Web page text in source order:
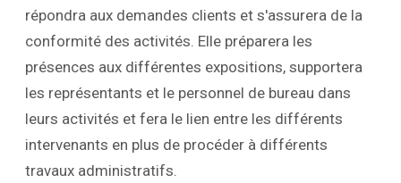
répondra aux demandes clients et s'assurera de la
conformité des activités. Elle préparera les
présences aux différentes expositions, supportera
les représentants et le personnel de bureau dans
leurs activités et fera le lien entre les différents
intervenants en plus de procéder à différents
travaux administratifs.